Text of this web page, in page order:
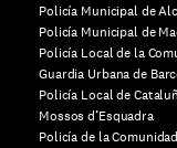
Policía Municipal de
Policía Municipal de
Policía Local de la
Guardia Urbana de
Policía Local de
Mossos d’Esquadra
Policía de la